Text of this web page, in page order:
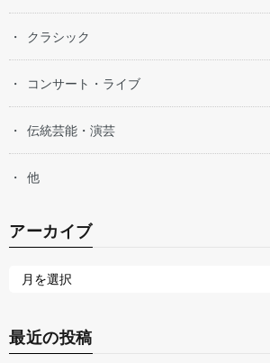
クラシック
コンサート・ライブ
伝統芸能・演芸
他
アーカイブ
最近の投稿